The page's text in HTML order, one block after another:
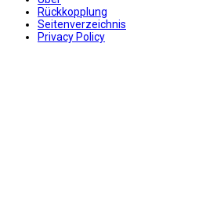
Rückkopplung
Seitenverzeichnis
Privacy Policy